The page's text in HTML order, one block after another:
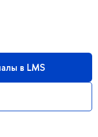
в LMS